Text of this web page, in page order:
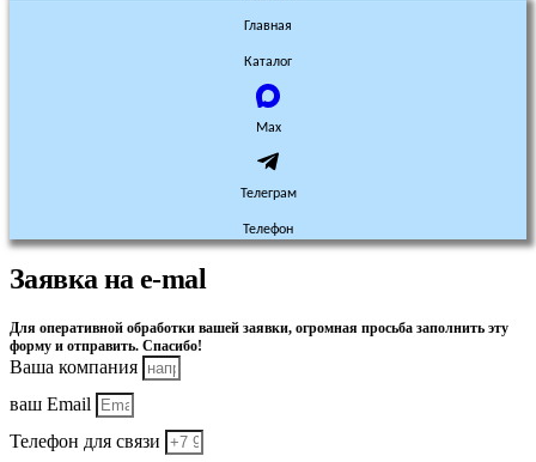
Главная
Каталог
Max
Телеграм
Телефон
Заявка на e-mal
Для оперативной обработки вашей заявки, огромная просьба заполнить эту
форму и отправить. Спасибо!
Ваша компания
ваш Email
Телефон для связи